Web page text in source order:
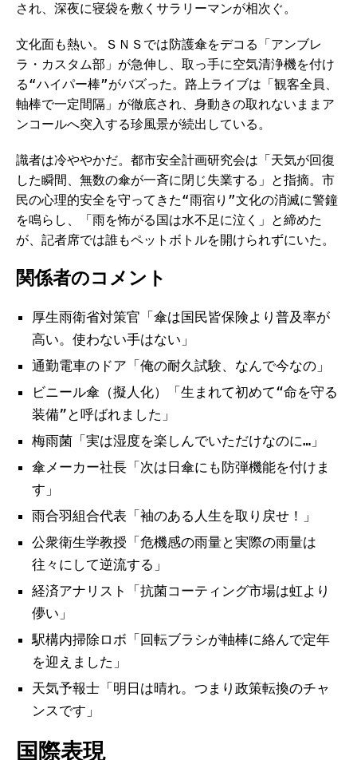
され、深夜に寝袋を敷くサラリーマンが相次ぐ。
文化面も熱い。ＳＮＳでは防護傘をデコる「アンブレ
ラ・カスタム部」が急伸し、取っ手に空気清浄機を付け
る“ハイパー棒”がバズった。路上ライブは「観客全員、
軸棒で一定間隔」が徹底され、身動きの取れないままア
ンコールへ突入する珍風景が続出している。
識者は冷ややかだ。都市安全計画研究会は「天気が回復
した瞬間、無数の傘が一斉に閉じ失業する」と指摘。市
民の心理的安全を守ってきた“雨宿り”文化の消滅に警鐘
を鳴らし、「雨を怖がる国は水不足に泣く」と締めた
が、記者席では誰もペットボトルを開けられずにいた。
関係者のコメント
厚生雨衛省対策官「傘は国民皆保険より普及率が
高い。使わない手はない」
通勤電車のドア「俺の耐久試験、なんで今なの」
ビニール傘（擬人化）「生まれて初めて“命を守る
装備”と呼ばれました」
梅雨菌「実は湿度を楽しんでいただけなのに…」
傘メーカー社長「次は日傘にも防弾機能を付けま
す」
雨合羽組合代表「袖のある人生を取り戻せ！」
公衆衛生学教授「危機感の雨量と実際の雨量は
往々にして逆流する」
経済アナリスト「抗菌コーティング市場は虹より
儚い」
駅構内掃除ロボ「回転ブラシが軸棒に絡んで定年
を迎えました」
天気予報士「明日は晴れ。つまり政策転換のチャ
ンスです」
国際表現